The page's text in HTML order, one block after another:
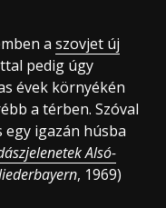
a szovjet új
pedig úgy
évek környékén
a térben. Szóval
igazán húsba
Alsó-
, 1969)